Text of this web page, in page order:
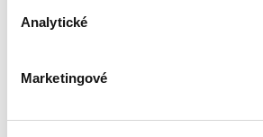
Analytické
Marketingové